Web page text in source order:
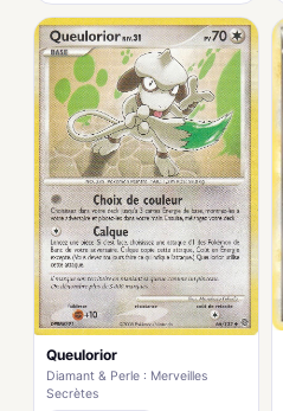
Queulorior
Diamant & Perle : Merveilles
Secrètes